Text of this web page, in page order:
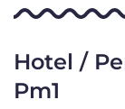
Hotel /
Pm1